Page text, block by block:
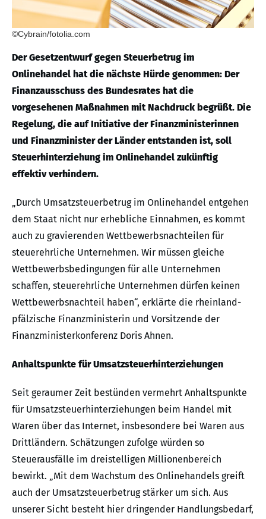
©Cybrain/fotolia.com
Der Gesetzentwurf gegen Steuerbetrug im
Onlinehandel hat die nächste Hürde genommen: Der
Finanzausschuss des Bundesrates hat die
vorgesehenen Maßnahmen mit Nachdruck begrüßt. Die
Regelung, die auf Initiative der Finanzministerinnen
und Finanzminister der Länder entstanden ist, soll
Steuerhinterziehung im Onlinehandel zukünftig
effektiv verhindern.
„Durch Umsatzsteuerbetrug im Onlinehandel entgehen
dem Staat nicht nur erhebliche Einnahmen, es kommt
auch zu gravierenden Wettbewerbsnachteilen für
steuerehrliche Unternehmen. Wir müssen gleiche
Wettbewerbsbedingungen für alle Unternehmen
schaffen, steuerehrliche Unternehmen dürfen keinen
Wettbewerbsnachteil haben“, erklärte die rheinland-
pfälzische Finanzministerin und Vorsitzende der
Finanzministerkonferenz Doris Ahnen.
Anhaltspunkte für Umsatzsteuerhinterziehungen
Seit geraumer Zeit bestünden vermehrt Anhaltspunkte
für Umsatzsteuerhinterziehungen beim Handel mit
Waren über das Internet, insbesondere bei Waren aus
Drittländern. Schätzungen zufolge würden so
Steuerausfälle im dreistelligen Millionenbereich
bewirkt. „Mit dem Wachstum des Onlinehandels greift
auch der Umsatzsteuerbetrug stärker um sich. Aus
unserer Sicht besteht hier dringender Handlungsbedarf,